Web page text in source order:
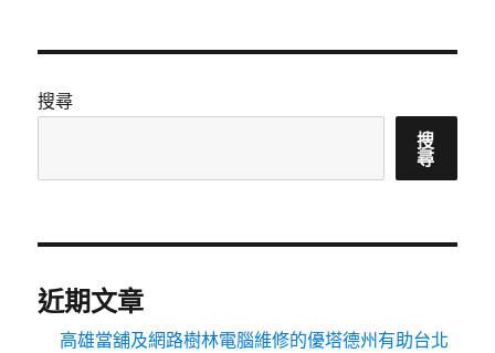
搜尋
搜
尋
近期文章
高雄當舖及網路樹林電腦維修的優塔德州有助台北